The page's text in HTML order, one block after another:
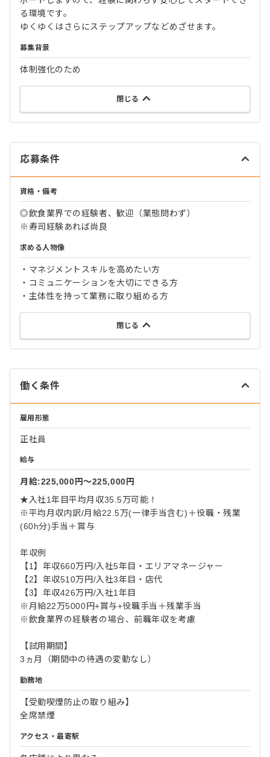
る環境です。
ゆくゆくはさらにステップアップなどめざせます。
募集背景
体制強化のため
閉じる
応募条件
資格・備考
◎飲食業界での経験者、歓迎（業態問わず）
※寿司経験あれば尚良
求める人物像
・マネジメントスキルを高めたい方
・コミュニケーションを大切にできる方
・主体性を持って業務に取り組める方
閉じる
働く条件
雇用形態
正社員
給与
月給:225,000円〜225,000円
★入社1年目平均月収35.5万可能！
※平均月収内訳/月給22.5万(一律手当含む)＋役職・残業
(60h分)手当＋賞与
年収例
【1】年収660万円/入社5年目・エリアマネージャー
【2】年収510万円/入社3年目・店代
【3】年収426万円/入社1年目
※月給22万5000円+賞与+役職手当＋残業手当
※飲食業界の経験者の場合、前職年収を考慮
【試用期間】
3ヵ月（期間中の待遇の変動なし）
勤務地
【受動喫煙防止の取り組み】
全席禁煙
アクセス・最寄駅